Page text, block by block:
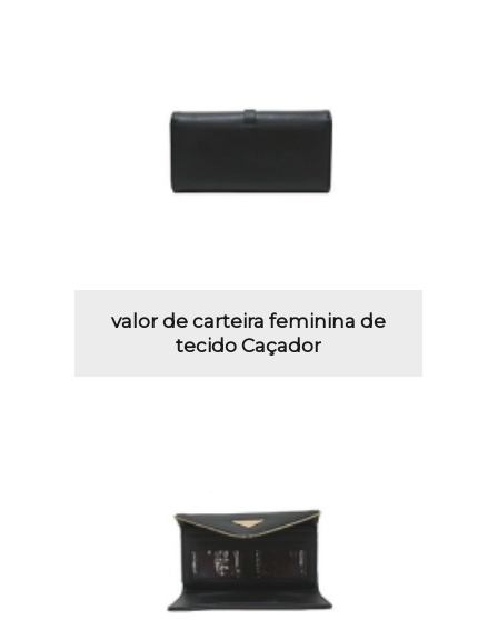
valor de carteira feminina de
tecido Caçador